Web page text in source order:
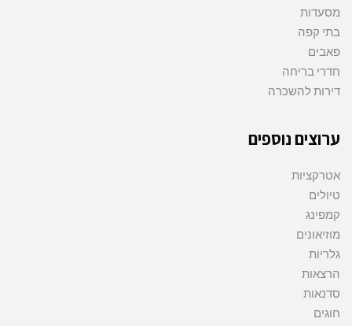
מסעדות
בתי קפה
פאבים
חדרי בריחה
דירות להשכרה
ערוצים נוספים
אטרקציות
טיולים
קמפינג
מוזיאונים
גלריות
הרצאות
סדנאות
חוגים